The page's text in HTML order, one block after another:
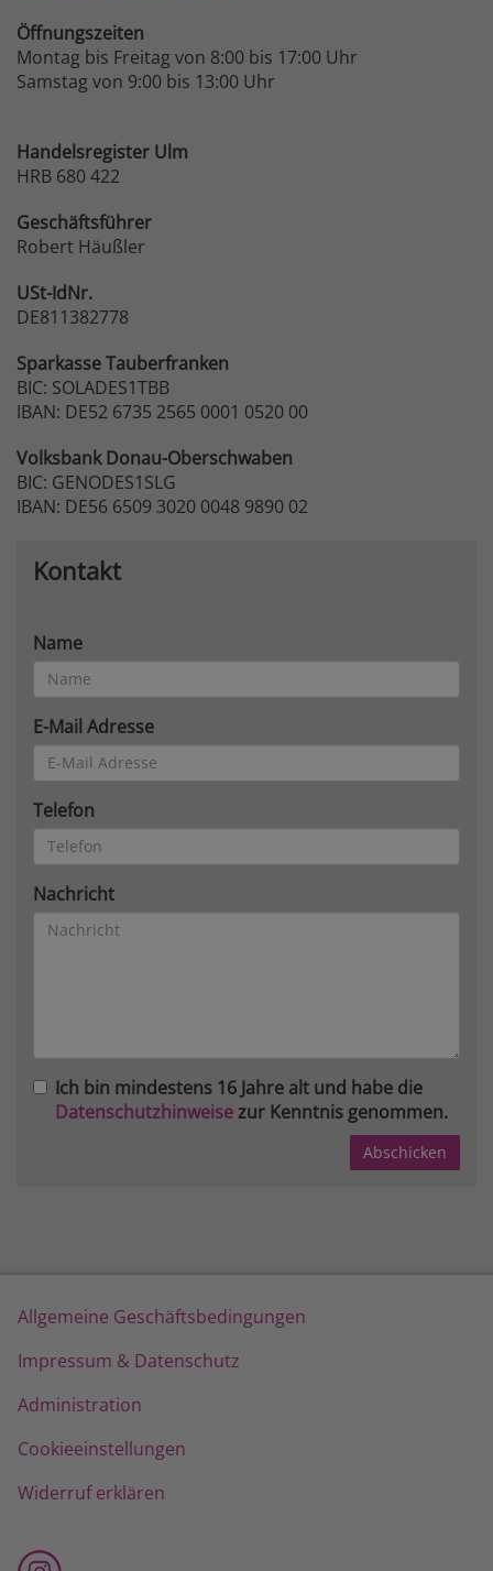
Öffnungszeiten
Montag bis Freitag von 8:00 bis 17:00 Uhr
Samstag von 9:00 bis 13:00 Uhr
Handelsregister Ulm
HRB 680 422
Geschäftsführer
Robert Häußler
USt-IdNr.
DE811382778
SparkasseTauberfranken
BIC: SOLADES1TBB
IBAN: DE52 6735 2565 0001 0520 00
VolksbankDonau-Oberschwaben
BIC: GENODES1SLG
IBAN: DE56 6509 3020 0048 9890 02
Kontakt
Name
E-Mail Adresse
Telefon
Nachricht
Ich bin mindestens 16 Jahre alt und habe die
Datenschutzhinweisezur Kenntnis genommen.
Allgemeine Geschäftsbedingungen
Impressum & Datenschutz
Administration
Cookieeinstellungen
Widerruf erklären